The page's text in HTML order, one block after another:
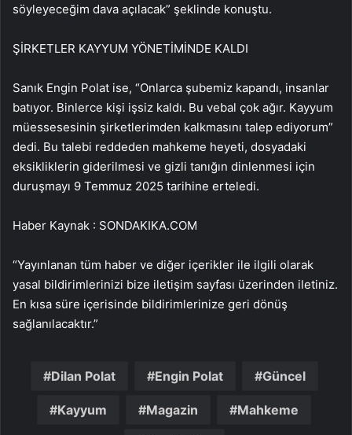
söyleyeceğim dava açılacak” şeklinde konuştu.
ŞİRKETLER KAYYUM YÖNETİMİNDE KALDI
Sanık Engin Polat ise, “Onlarca şubemiz kapandı, insanlar
batıyor. Binlerce kişi işsiz kaldı. Bu vebal çok ağır. Kayyum
müessesesinin şirketlerimden kalkmasını talep ediyorum”
dedi. Bu talebi reddeden mahkeme heyeti, dosyadaki
eksikliklerin giderilmesi ve gizli tanığın dinlenmesi için
duruşmayı 9 Temmuz 2025 tarihine erteledi.
Haber Kaynak : SONDAKIKA.COM
“Yayınlanan tüm haber ve diğer içerikler ile ilgili olarak
yasal bildirimlerinizi bize iletişim sayfası üzerinden iletiniz.
En kısa süre içerisinde bildirimlerinize geri dönüş
sağlanılacaktır.”
Dilan Polat Engin Polat Güncel
Kayyum Magazin Mahkeme